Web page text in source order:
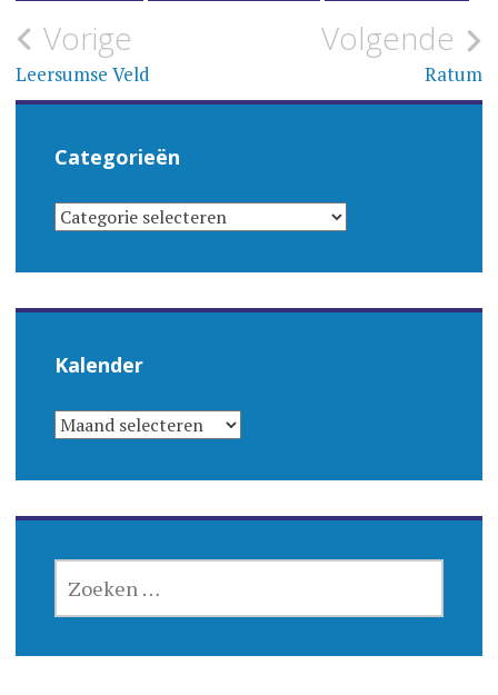
Bericht
navigatie
Vorige
Leersumse Veld
Volgende
Ratum
Categorieën
CATEGORIEËN
Kalender
KALENDER
NAAR: